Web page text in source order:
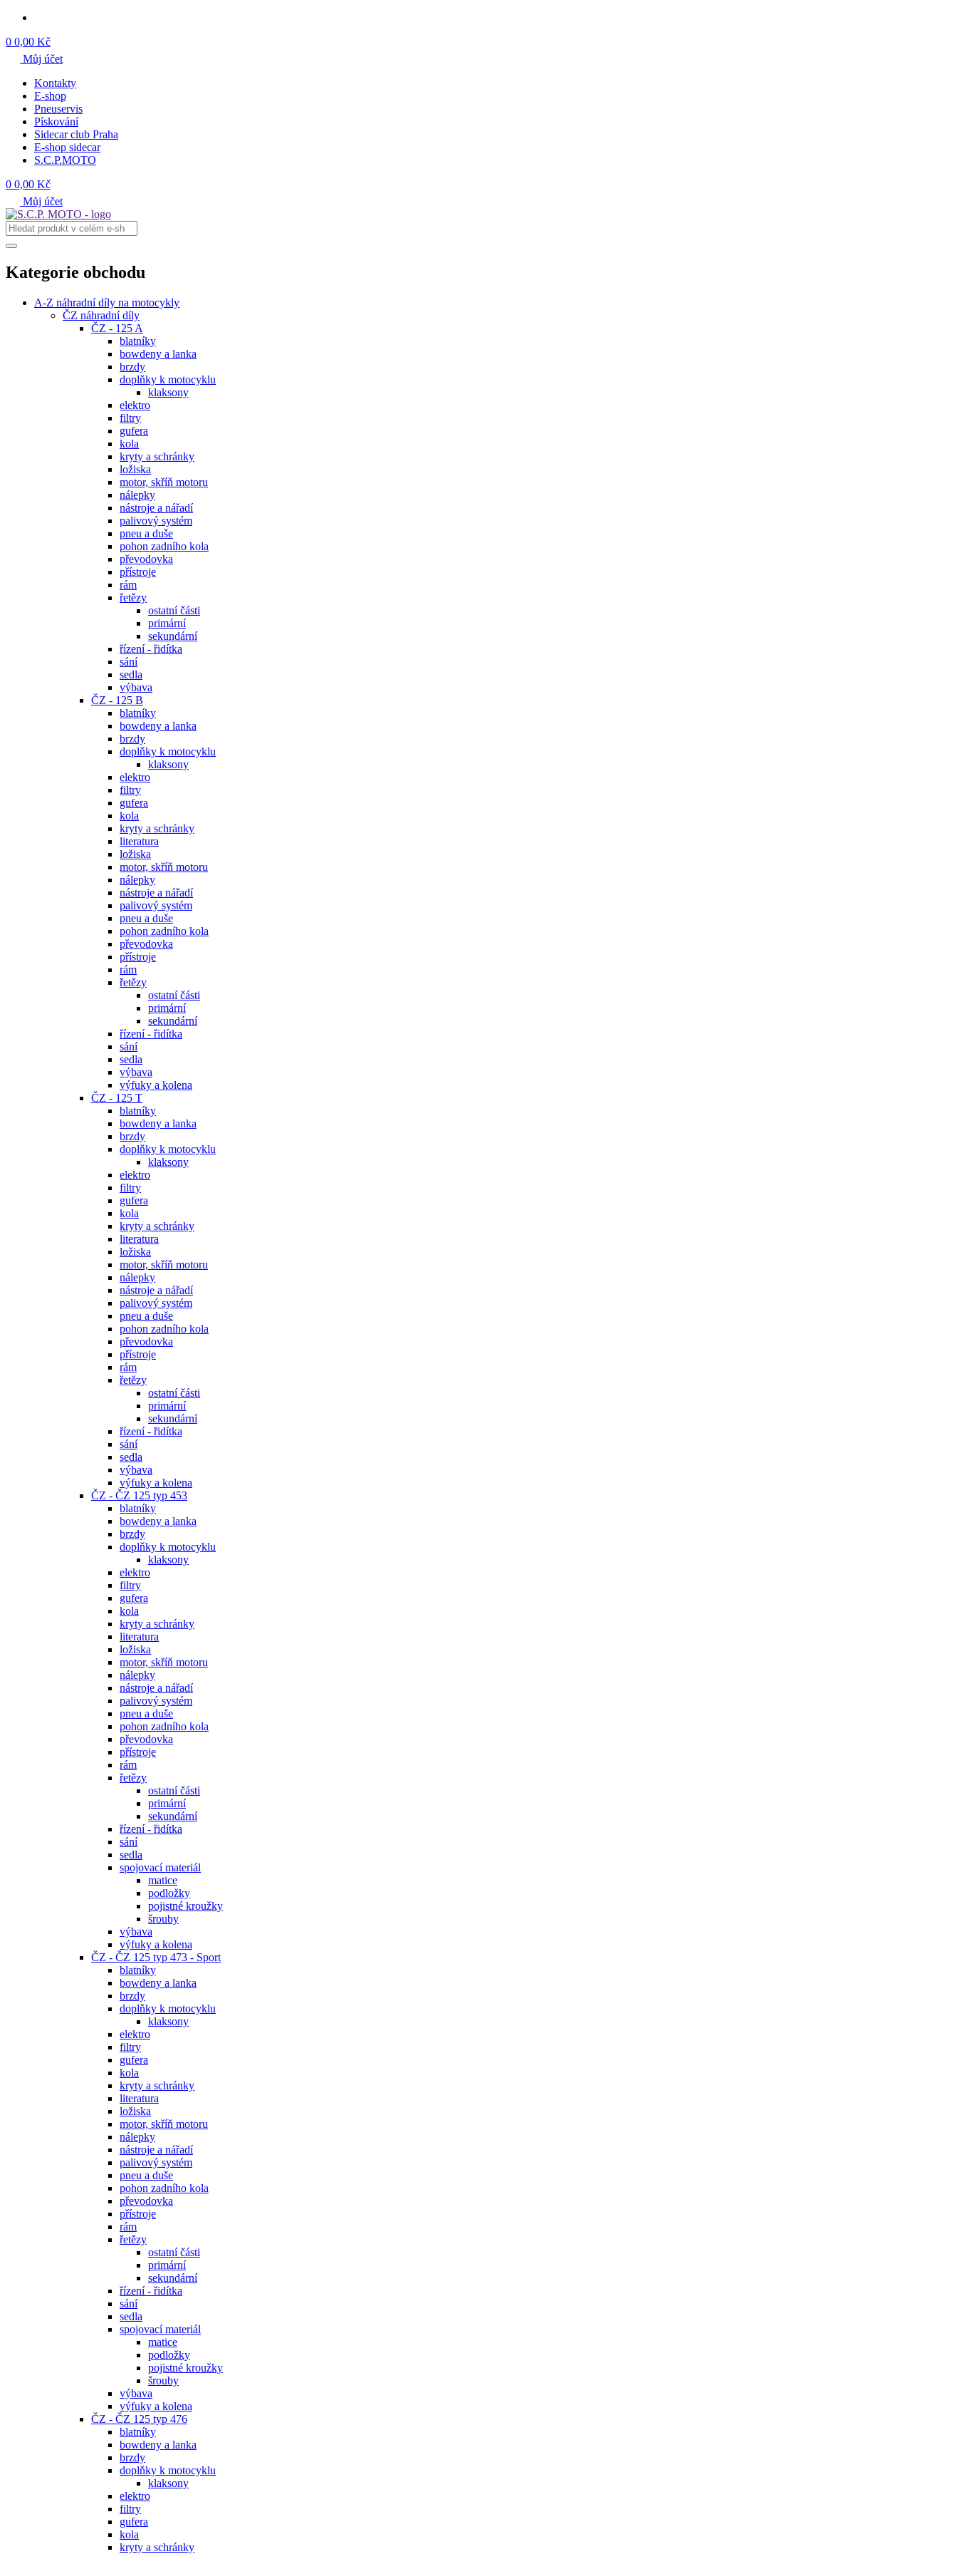
0 0,00 Kč
Můj účet
Kontakty
E-shop
Pneuservis
Pískování
Sidecar club Praha
E-shop sidecar
S.C.P.MOTO
0 0,00 Kč
Můj účet
Kategorie obchodu
A-Z náhradní díly na motocykly
ČZ náhradní díly
ČZ - 125 A
blatníky
bowdeny a lanka
brzdy
doplňky k motocyklu
klaksony
elektro
filtry
gufera
kola
kryty a schránky
ložiska
motor, skříň motoru
nálepky
nástroje a nářadí
palivový systém
pneu a duše
pohon zadního kola
převodovka
přístroje
rám
řetězy
ostatní části
primární
sekundární
řízení - řidítka
sání
sedla
výbava
ČZ - 125 B
blatníky
bowdeny a lanka
brzdy
doplňky k motocyklu
klaksony
elektro
filtry
gufera
kola
kryty a schránky
literatura
ložiska
motor, skříň motoru
nálepky
nástroje a nářadí
palivový systém
pneu a duše
pohon zadního kola
převodovka
přístroje
rám
řetězy
ostatní části
primární
sekundární
řízení - řidítka
sání
sedla
výbava
výfuky a kolena
ČZ - 125 T
blatníky
bowdeny a lanka
brzdy
doplňky k motocyklu
klaksony
elektro
filtry
gufera
kola
kryty a schránky
literatura
ložiska
motor, skříň motoru
nálepky
nástroje a nářadí
palivový systém
pneu a duše
pohon zadního kola
převodovka
přístroje
rám
řetězy
ostatní části
primární
sekundární
řízení - řidítka
sání
sedla
výbava
výfuky a kolena
ČZ - ČZ 125 typ 453
blatníky
bowdeny a lanka
brzdy
doplňky k motocyklu
klaksony
elektro
filtry
gufera
kola
kryty a schránky
literatura
ložiska
motor, skříň motoru
nálepky
nástroje a nářadí
palivový systém
pneu a duše
pohon zadního kola
převodovka
přístroje
rám
řetězy
ostatní části
primární
sekundární
řízení - řidítka
sání
sedla
spojovací materiál
matice
podložky
pojistné kroužky
šrouby
výbava
výfuky a kolena
ČZ - ČZ 125 typ 473 - Sport
blatníky
bowdeny a lanka
brzdy
doplňky k motocyklu
klaksony
elektro
filtry
gufera
kola
kryty a schránky
literatura
ložiska
motor, skříň motoru
nálepky
nástroje a nářadí
palivový systém
pneu a duše
pohon zadního kola
převodovka
přístroje
rám
řetězy
ostatní části
primární
sekundární
řízení - řidítka
sání
sedla
spojovací materiál
matice
podložky
pojistné kroužky
šrouby
výbava
výfuky a kolena
ČZ - ČZ 125 typ 476
blatníky
bowdeny a lanka
brzdy
doplňky k motocyklu
klaksony
elektro
filtry
gufera
kola
kryty a schránky